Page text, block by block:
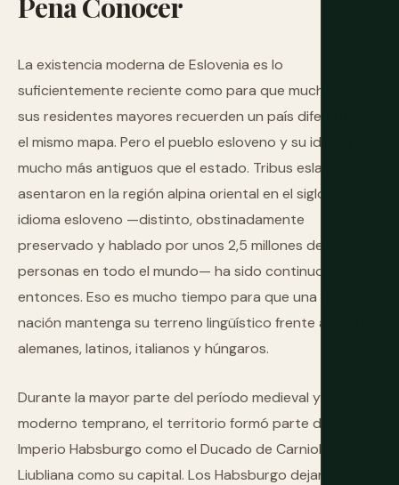
La existencia moderna de Eslovenia es lo
suficientemente reciente como para que muchos de
sus residentes mayores recuerden un país diferente en
el mismo mapa. Pero el pueblo esloveno y su idioma son
mucho más antiguos que el estado. Tribus eslavas se
asentaron en la región alpina oriental en el siglo VI, y el
idioma esloveno —distinto, obstinadamente
preservado y hablado por unos 2,5 millones de
personas en todo el mundo— ha sido continuo desde
entonces. Eso es mucho tiempo para que una pequeña
nación mantenga su terreno lingüístico frente a vecinos
alemanes, latinos, italianos y húngaros.
Durante la mayor parte del período medieval y
moderno temprano, el territorio formó parte del
Imperio Habsburgo como el Ducado de Carniola, con
Liubliana como su capital. Los Habsburgo dejaron una